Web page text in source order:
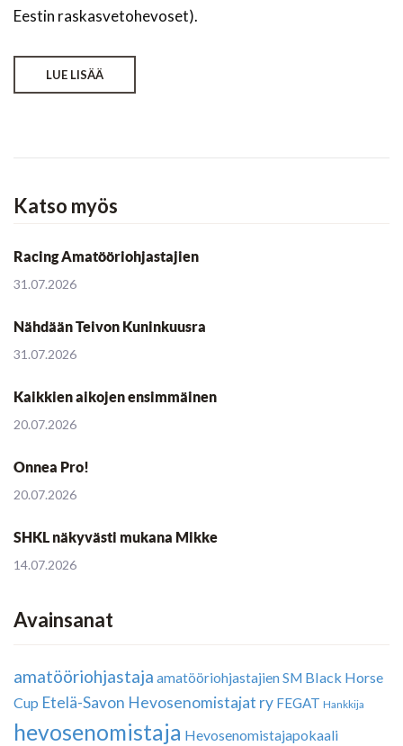
Eestin raskasvetohevoset).
LUE LISÄÄ
Katso myös
Racing Amatööriohjastajien
31.07.2026
Nähdään Teivon Kuninkuusra
31.07.2026
Kaikkien aikojen ensimmäinen
20.07.2026
Onnea Pro!
20.07.2026
SHKL näkyvästi mukana Mikke
14.07.2026
Avainsanat
amatööriohjastaja amatööriohjastajien SM Black Horse
Cup Etelä-Savon Hevosenomistajat ry FEGAT Hankkija
hevosenomistaja Hevosenomistajapokaali